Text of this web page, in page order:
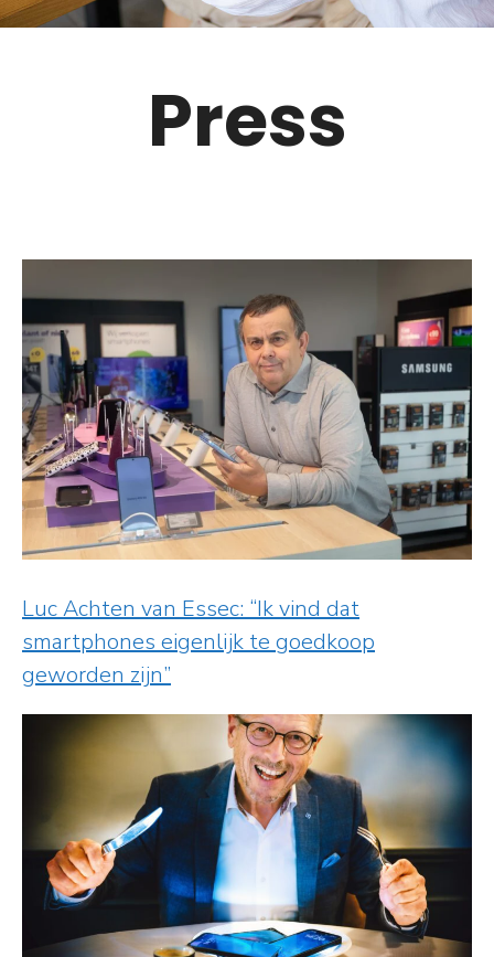
Press
Luc Achten van Essec: “Ik vind dat
smartphones eigenlijk te goedkoop
geworden zijn”